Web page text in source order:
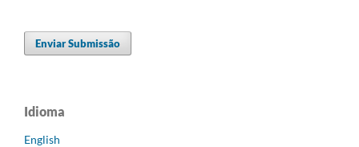
Enviar Submissão
Idioma
English